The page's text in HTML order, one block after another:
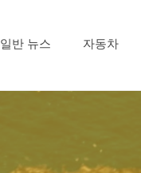
일반 뉴스 자동차